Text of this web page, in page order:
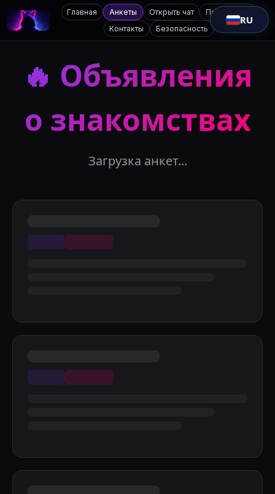
Главная Анкеты Открыть чат
Поддержка
Контакты
Безопасность
RU
🔥 Объявления
о знакомствах
Загрузка анкет...